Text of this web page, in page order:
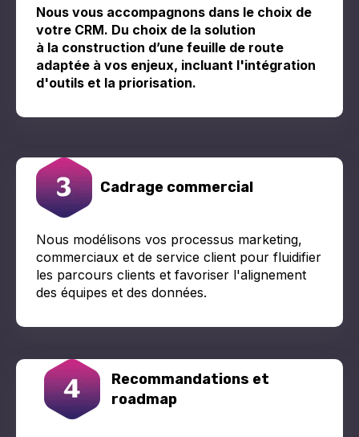
Nous vous accompagnons dans le choix de
votre CRM. Du choix de la solution
à la construction d’une feuille de route
adaptée à vos enjeux, incluant l'intégration
d'outils et la priorisation.
Cadrage commercial
Nous modélisons vos processus marketing,
commerciaux et de service client pour fluidifier
les parcours clients et favoriser l'alignement
des équipes et des données.
Recommandations et
roadmap